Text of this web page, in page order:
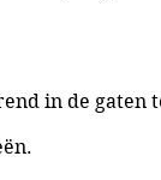
in de gaten